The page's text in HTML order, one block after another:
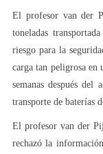
El profesor van der
toneladas
riesgo para la
carga tan peligrosa en
semanas después
transporte de baterías
El profesor van der
rechazó la